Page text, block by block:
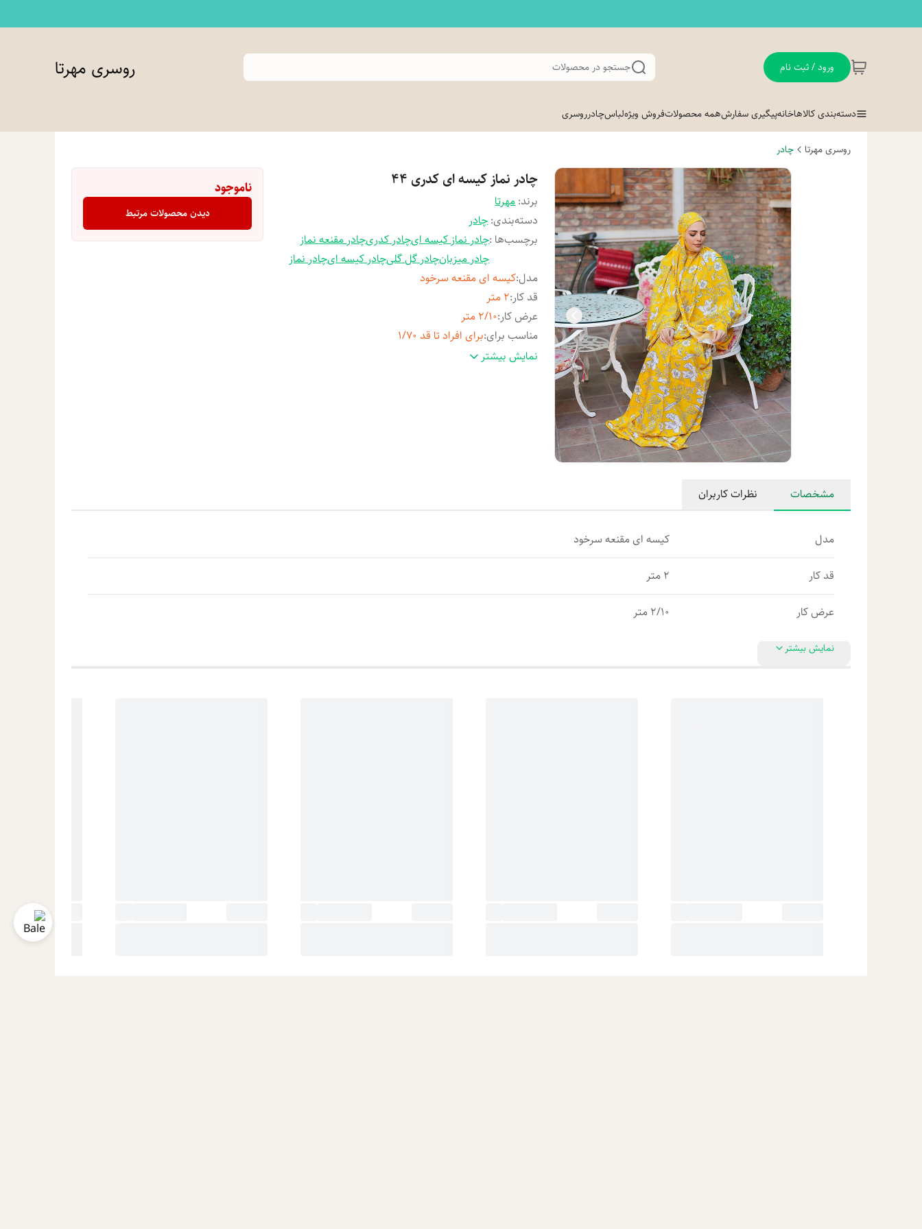
ورود / ثبت نام جستجو در محصولات روسری مهرتا
دسته‌بندی کالاهاخانهپیگیری سفارشهمه محصولاتفروش ویژهلباسچادرروسری
روسری مهرتا چادر
چادر نماز کیسه ای کدری 44
برند:مهرتا
دسته‌بندی:چادر
برچسب‌ها :چادر نماز کیسه ایچادر کدریچادر مقنعه نماز
چادر میزبانچادر گل گلیچادر کیسه ایچادر نماز
مدل:کیسه ای مقنعه سرخود
قد کار:2 متر
عرض کار:2/10 متر
مناسب برای:برای افراد تا قد 1/70
جنس: کدری اعلا وارداتی
نمایش بیشتر
ناموجود
دیدن محصولات مرتبط
مشخصات نظرات کاربران
مدل کیسه ای مقنعه سرخود
قد کار 2 متر
عرض کار 2/10 متر
نمایش بیشتر